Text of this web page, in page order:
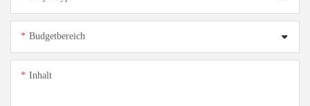
Budgetbereich
Inhalt